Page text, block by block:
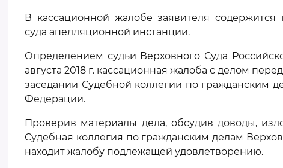
В кассационной жалобе заявителя
суда апелляционной инстанции.
Определением судьи Верховного Суда
августа 2018 г. кассационная жалоба с делом
заседании Судебной коллегии по гражданским
Федерации.
Проверив материалы дела, обсудив доводы,
Судебная коллегия по гражданским делам
находит жалобу подлежащей удовлетворению.